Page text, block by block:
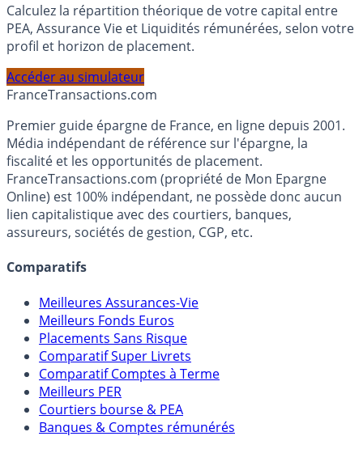
Calculez la répartition théorique de votre capital entre
PEA, Assurance Vie et Liquidités rémunérées, selon votre
profil et horizon de placement.
Accéder au simulateur
FranceTransactions.com
Premier guide épargne de France, en ligne depuis 2001.
Média indépendant de référence sur l'épargne, la
fiscalité et les opportunités de placement.
FranceTransactions.com (propriété de Mon Epargne
Online) est 100% indépendant, ne possède donc aucun
lien capitalistique avec des courtiers, banques,
Meilleures Assurances-Vie
Meilleurs Fonds Euros
Placements Sans Risque
Comparatif Super Livrets
Comparatif Comptes à Terme
Meilleurs PER
Courtiers bourse & PEA